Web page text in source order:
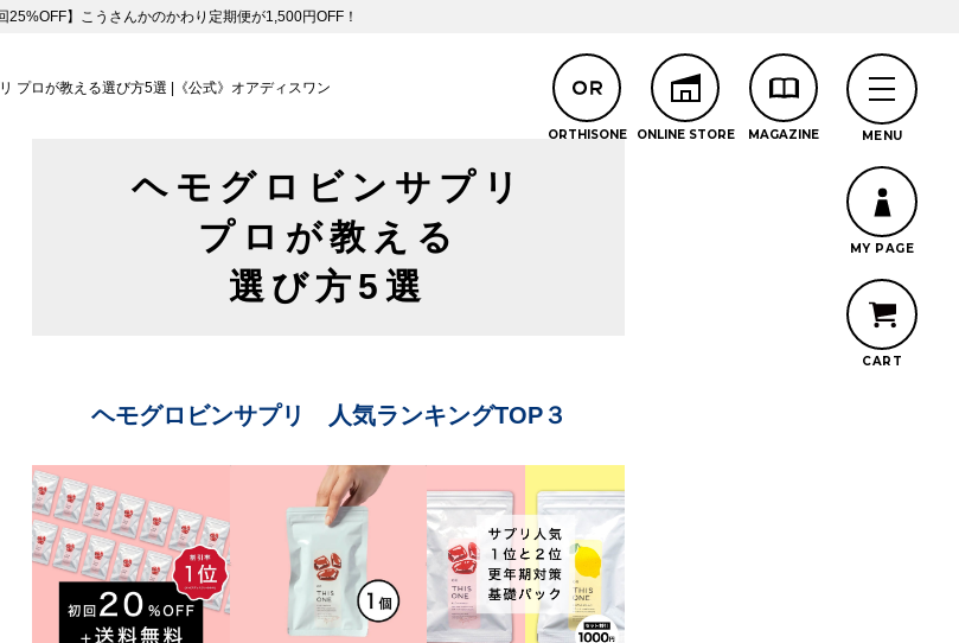
25%OFF】こうさんかのかわり定期便が1,500円OFF！
プロが教える選び方5選 |《公式》オアディスワン
ヘモグロビンサプリ
プロが教える
選び方5選
ヘモグロビンサプリ 人気ランキングTOP３